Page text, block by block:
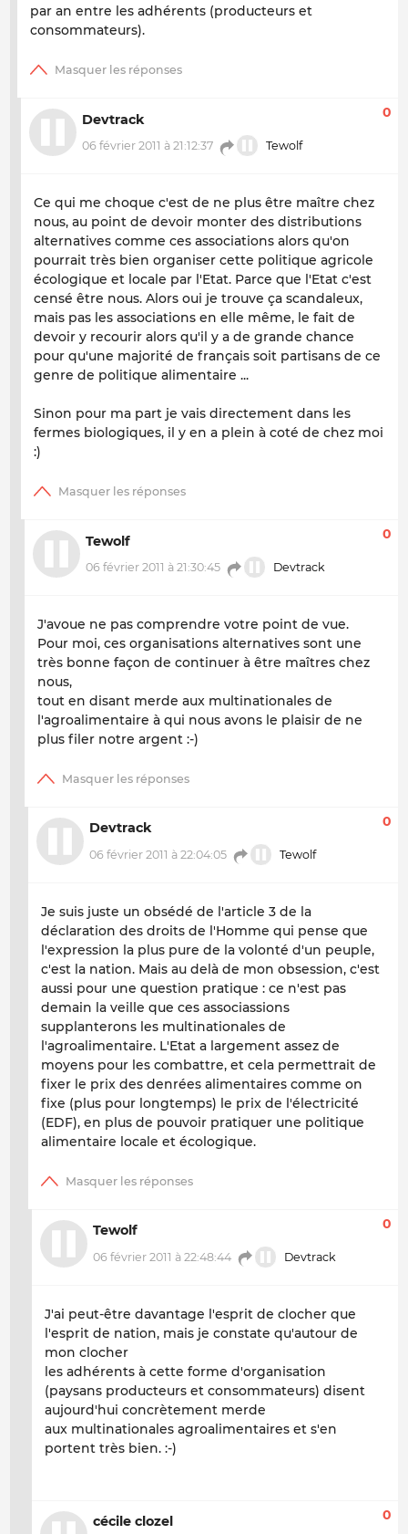
par an entre les adhérents (producteurs et
consommateurs).
Devtrack
06 février 2011 à 21:12:37 Tewolf
0
Ce qui me choque c'est de ne plus être maître chez
nous, au point de devoir monter des distributions
alternatives comme ces associations alors qu'on
pourrait très bien organiser cette politique agricole
écologique et locale par l'Etat. Parce que l'Etat c'est
censé être nous. Alors oui je trouve ça scandaleux,
mais pas les associations en elle même, le fait de
devoir y recourir alors qu'il y a de grande chance
pour qu'une majorité de français soit partisans de ce
genre de politique alimentaire ...
Sinon pour ma part je vais directement dans les
fermes biologiques, il y en a plein à coté de chez moi
:)
Tewolf
06 février 2011 à 21:30:45 Devtrack
0
J'avoue ne pas comprendre votre point de vue.
Pour moi, ces organisations alternatives sont une
très bonne façon de continuer à être maîtres chez
nous,
tout en disant merde aux multinationales de
l'agroalimentaire à qui nous avons le plaisir de ne
plus filer notre argent :-)
Devtrack
06 février 2011 à 22:04:05 Tewolf
0
Je suis juste un obsédé de l'article 3 de la
déclaration des droits de l'Homme qui pense que
l'expression la plus pure de la volonté d'un peuple,
c'est la nation. Mais au delà de mon obsession, c'est
aussi pour une question pratique : ce n'est pas
demain la veille que ces associassions
supplanterons les multinationales de
l'agroalimentaire. L'Etat a largement assez de
moyens pour les combattre, et cela permettrait de
fixer le prix des denrées alimentaires comme on
fixe (plus pour longtemps) le prix de l'électricité
(EDF), en plus de pouvoir pratiquer une politique
alimentaire locale et écologique.
Tewolf
06 février 2011 à 22:48:44 Devtrack
0
J'ai peut-être davantage l'esprit de clocher que
l'esprit de nation, mais je constate qu'autour de
mon clocher
les adhérents à cette forme d'organisation
(paysans producteurs et consommateurs) disent
aujourd'hui concrètement merde
aux multinationales agroalimentaires et s'en
portent très bien. :-)
cécile clozel 0